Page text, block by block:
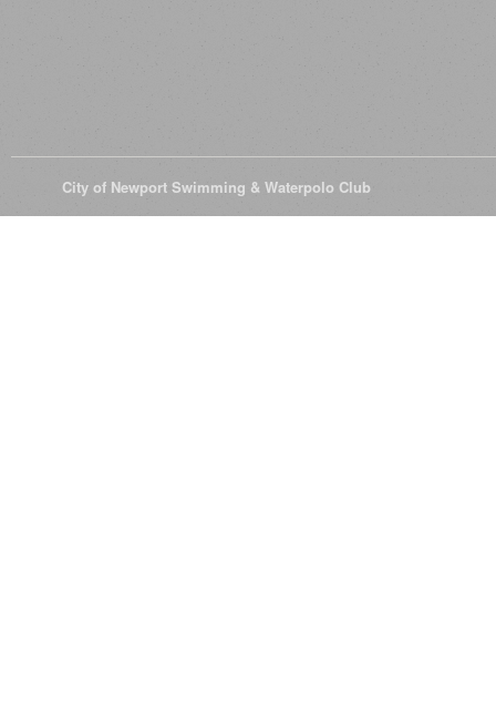
City of Newport Swimming & Waterpolo Club